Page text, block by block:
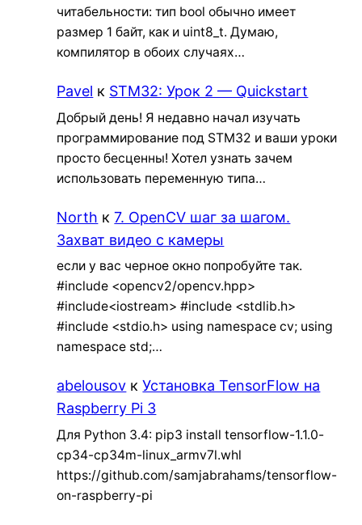
читабельности: тип bool обычно имеет
размер 1 байт, как и uint8_t. Думаю,
компилятор в обоих случаях…
Pavel к STM32: Урок 2 — Quickstart
Добрый день! Я недавно начал изучать
программирование под STM32 и ваши уроки
просто бесценны! Хотел узнать зачем
использовать переменную типа…
North к7. OpenCV шаг за шагом.
Захват видео с камеры
если у вас черное окно попробуйте так.
#include <opencv2/opencv.hpp>
#include<iostream> #include <stdlib.h>
#include <stdio.h> using namespace cv; using
namespace std;…
abelousov кУстановка TensorFlow на
Raspberry Pi 3
Для Python 3.4: pip3 install tensorflow-1.1.0-
cp34-cp34m-linux_armv7l.whl
https://github.com/samjabrahams/tensorflow-
on-raspberry-pi